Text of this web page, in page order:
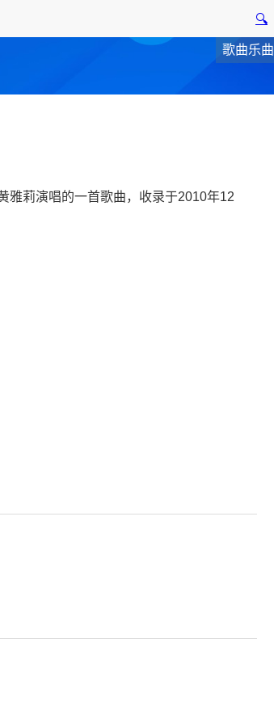
🔍
歌曲乐曲
雅莉演唱的一首歌曲，收录于2010年12